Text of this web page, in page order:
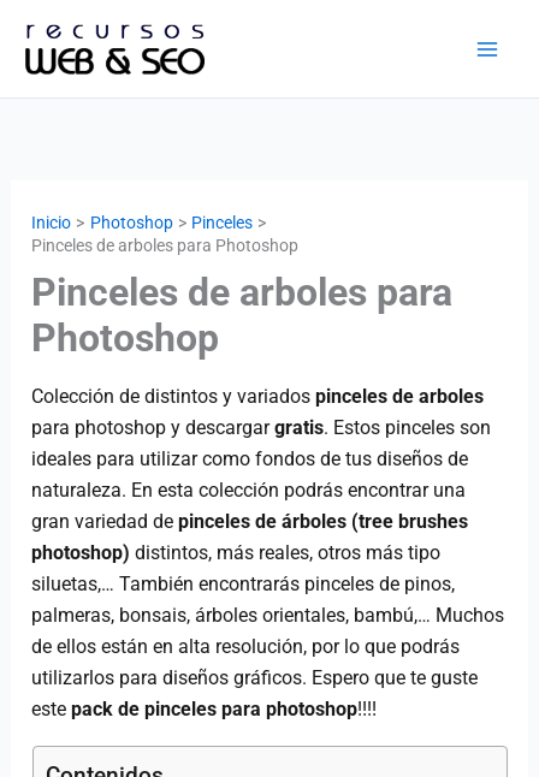
Inicio Photoshop
Pinceles
Pinceles de arboles para Photoshop
Pinceles de arboles para
Photoshop
Colección de distintos y variadospinceles dearboles
para photoshop y descargargratis. Estos pinceles son
ideales para utilizar como fondos de tus diseños de
naturaleza. En esta colección podrás encontrar una
gran variedad depinceles de árboles (tree brushes
photoshop) distintos, más reales, otros más tipo
siluetas,… También encontrarás pinceles de pinos,
palmeras, bonsais, árboles orientales, bambú,… Muchos
de ellos están en alta resolución, por lo que podrás
utilizarlos para diseños gráficos. Espero que te guste
estepack de pinceles para photoshop!!!!